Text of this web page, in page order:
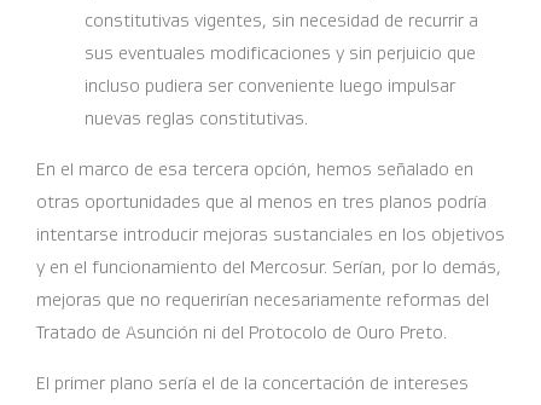
constitutivas vigentes, sin necesidad de recurrir a
sus eventuales modificaciones y sin perjuicio que
incluso pudiera ser conveniente luego impulsar
nuevas reglas constitutivas.
En el marco de esa tercera opción, hemos señalado en
otras oportunidades que al menos en tres planos podría
intentarse introducir mejoras sustanciales en los objetivos
y en el funcionamiento del Mercosur. Serían, por lo demás,
mejoras que no requerirían necesariamente reformas del
Tratado de Asunción ni del Protocolo de Ouro Preto.
El primer plano sería el de la concertación de intereses